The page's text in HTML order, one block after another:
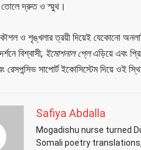
তোলে দ্রুত ও স্মুথ।
ও শৃঙ্খলার ত্রয়ী দিয়েই যেকোনো
বিশ্বাসী; ইমোশনাল প্লেএড়িয়ে এবং
রেসপন্সিভ সাপোর্ট ইকোসিস্টেম দিয়ে ওই
Safiya Abdalla
Mogadishu nurse turned
Somali poetry